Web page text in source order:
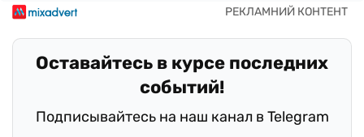
Оставайтесь в курсе последних
событий!
Подписывайтесь на наш канал в Telegram